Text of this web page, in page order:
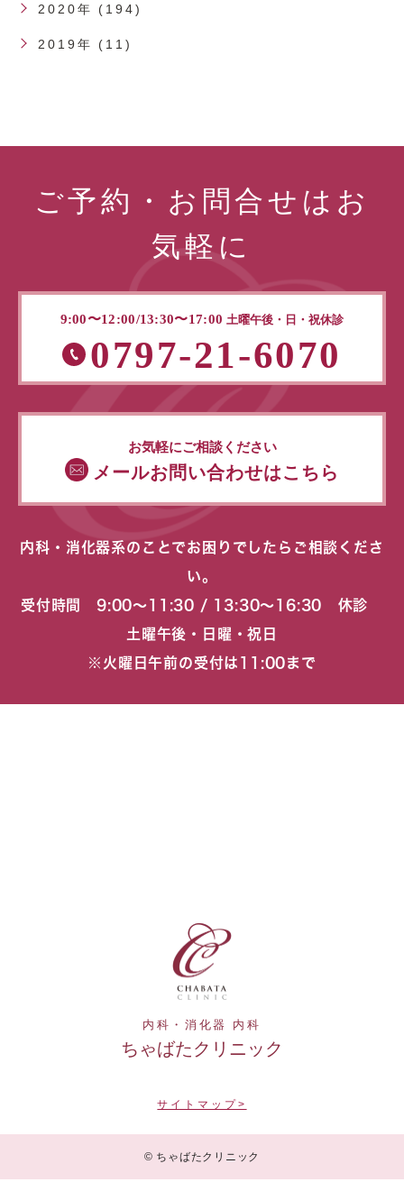
2020年 (194)
2019年 (11)
ご予約・お問合せはお
気軽に
9:00〜12:00/13:30〜17:00 土曜午後・日・祝休診
0797-21-6070
お気軽にご相談ください
メールお問い合わせはこちら
内科・消化器系のことでお困りでしたらご相談くださ
い。
受付時間 9:00〜11:30 / 13:30〜16:30 休診
土曜午後・日曜・祝日
※火曜日午前の受付は11:00まで
内科・消化器 内科
ちゃばたクリニック
サイトマップ>
© ちゃばたクリニック